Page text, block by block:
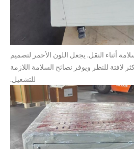
أثناء النقل. يجعل اللون الأحمر لتصميم
لافتة للنظر ويوفر نصائح السلامة اللازمة
للتشغيل.